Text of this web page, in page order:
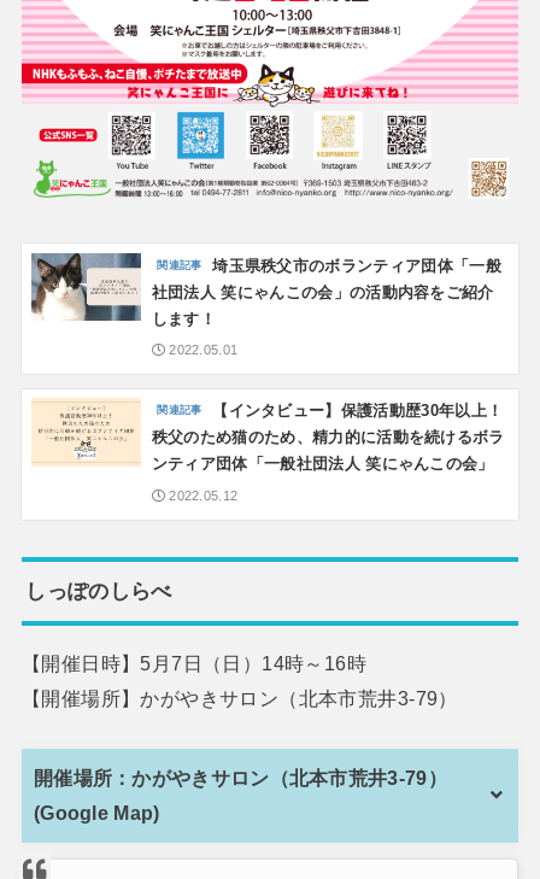
埼玉県秩父市のボランティア団体「一般
社団法人 笑にゃんこの会」の活動内容をご紹介
します！
2022.05.01
【インタビュー】保護活動歴30年以上！
秩父のため猫のため、精力的に活動を続けるボラ
ンティア団体「一般社団法人 笑にゃんこの会」
2022.05.12
しっぽのしらべ
【開催日時】5月7日（日）14時～16時
【開催場所】かがやきサロン（北本市荒井3-79）
開催場所：かがやきサロン（北本市荒井3-79）
(Google Map)